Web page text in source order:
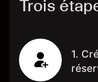
Trois
1.